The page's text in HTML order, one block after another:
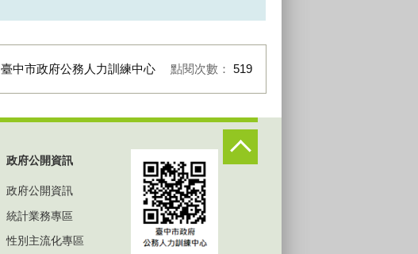
臺中市政府公務人力訓練中心 點閱次數： 519
政府公開資訊
政府公開資訊
統計業務專區
性別主流化專區